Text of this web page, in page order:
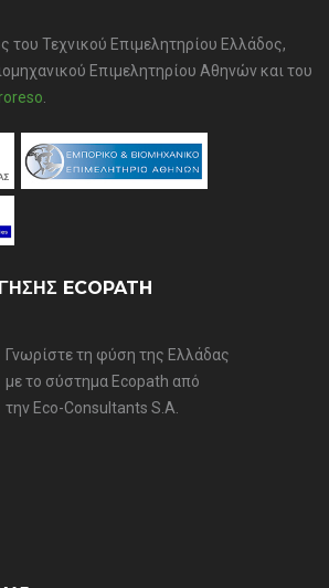
του Τεχνικού Επιμελητηρίου Ελλάδος,
Επιμελητηρίου Αθηνών και του
ECOPATH
Γνωρίστε τη φύση της Ελλάδας
με το σύστημα Ecopath από
την Eco-Consultants S.A.